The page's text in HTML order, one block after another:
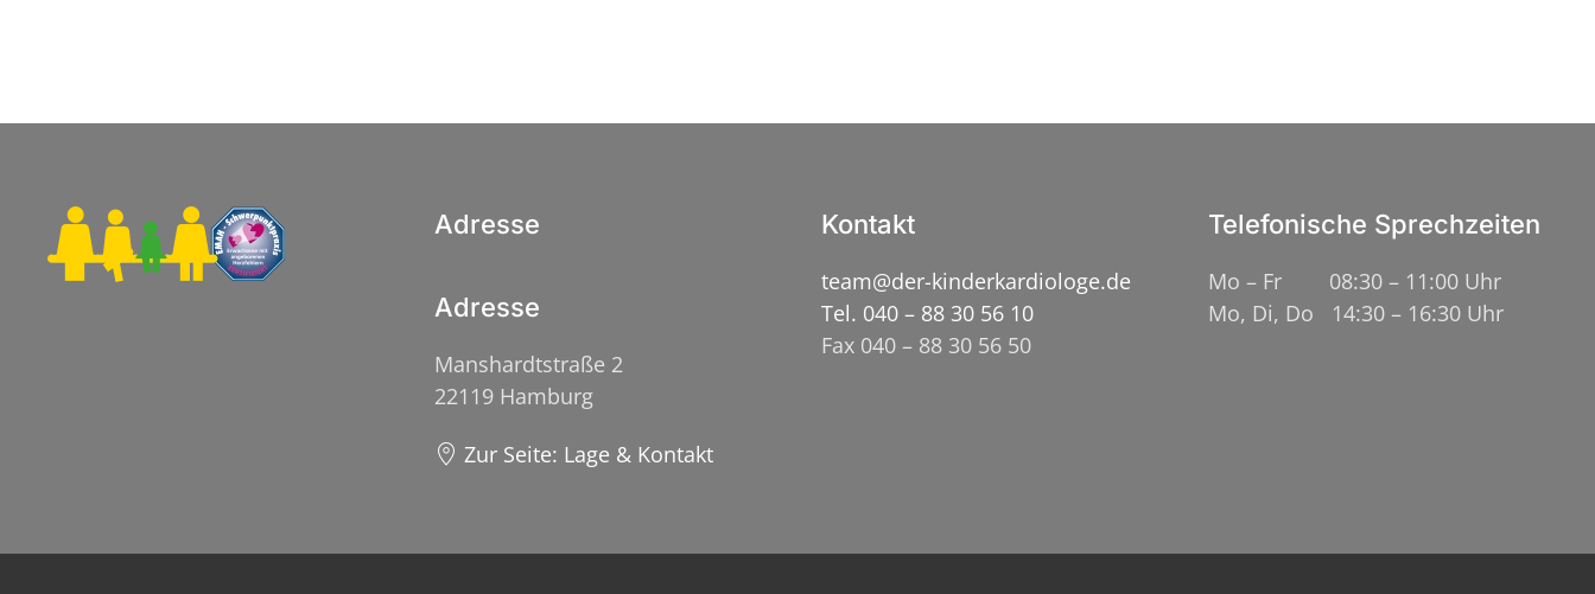
Adresse
Adresse
Manshardtstraße 2
22119 Hamburg
Zur Seite: Lage & Kontakt
Kontakt
team@der-kinderkardiologe.de
Tel. 040 – 88 30 56 10
Fax 040 – 88 30 56 50
Telefonische Sprechzeiten
Mo – Fr 08:30 – 11:00 Uhr
Mo, Di, Do 14:30 – 16:30 Uhr